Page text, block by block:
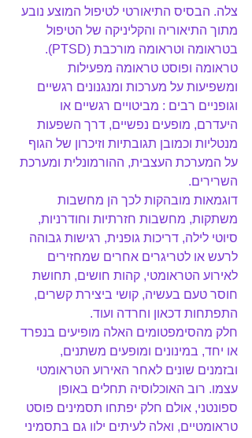
צלה. הבסיס התיאורטי לטיפול המוצע נובע
מתוך התיאוריה והקליניקה של הטיפול
בטראומה וטראומה מורכבת (PTSD).
טראומה ופוסט טראומה מפעילות
ומשפיעות על מערכות ומנגנונים רגשיים
וגופניים רבים : מביטויים רגשיים או
היעדרם, מופעים נפשיים, דרך השפעות
מנטליות וכמובן תגובתיות וזיכרון של הגוף
על המערכת העצבית, ההורמונלית ומערכת
השרירים.
דוגמאות מובהקות לכך הן מחשבות
משתקות, מחשבות חזרתיות וחודרניות,
סיוטי לילה, דריכות גופנית, רגישות גבוהה
לרעש או לטריגרים אחרים שמחזירים
לאירוע הטראומטי, קהות חושים, תחושת
חוסר טעם בעשיה, קושי ביצירת קשרים,
התפתחות דכאון וחרדה ועוד.
חלק מהסימפטומים האלה מופיעים בנפרד
או יחד, במינונים ומופעים משתנים,
ובזמנים שונים לאחר האירוע הטראומטי
עצמו. רוב האוכלוסיה תחלים באופן
ספונטני, אולם חלק יפתחו תסמינים פוסט
טראומטיים, ואלה לעיתים ילוו גם בתסמיני